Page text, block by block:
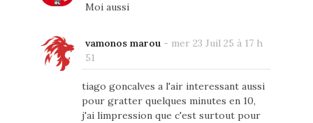
Moi aussi
vamonos marou- mer 23 Juil 25 à 17 h
51
tiago goncalves a l'air interessant aussi
pour gratter quelques minutes en 10,
j'ai limpression que c'est surtout pour